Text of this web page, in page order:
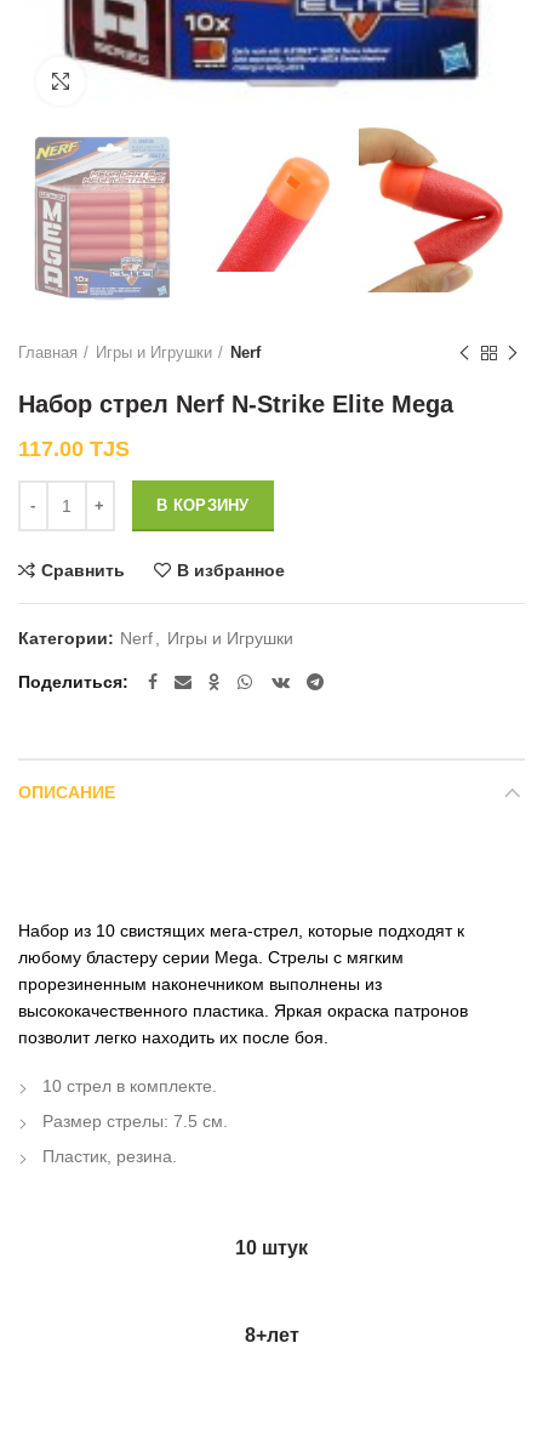
Нажмите, чтобы увеличить
Главная Игры и Игрушки Nerf
Набор стрел Nerf N-Strike Elite Mega
117.00 TJS
В КОРЗИНУ
Сравнить В избранное
Категории: Nerf Игры и Игрушки
Поделиться
ОПИСАНИЕ
Набор из 10 свистящих мега-стрел, которые подходят к
любому бластеру серии Mega. Стрелы с мягким
прорезиненным наконечником выполнены из
высококачественного пластика. Яркая окраска патронов
позволит легко находить их после боя.
10 стрел в комплекте.
Размер стрелы: 7.5 см.
Пластик, резина.
10 штук
8+лет